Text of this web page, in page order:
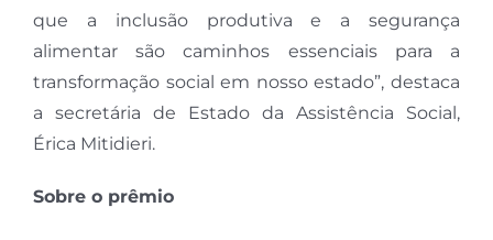
que a inclusão produtiva e a segurança
alimentar são caminhos essenciais para a
transformação social em nosso estado”, destaca
a secretária de Estado da Assistência Social,
Érica Mitidieri.
Sobre o prêmio